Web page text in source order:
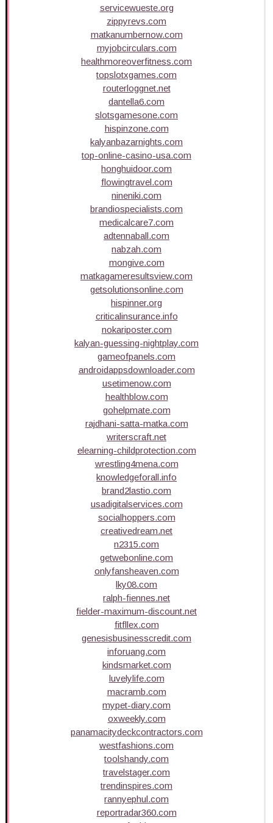
servicewueste.org
zippyrevs.com
matkanumbernow.com
myjobcirculars.com
healthmoreoverfitness.com
topslotxgames.com
routerloggnet.net
dantella6.com
slotsgamesone.com
hispinzone.com
kalyanbazarnights.com
top-online-casino-usa.com
honghuidoor.com
flowingtravel.com
nineniki.com
brandiospecialists.com
medicalcare7.com
adtennaball.com
nabzah.com
mongive.com
matkagameresultsview.com
getsolutionsonline.com
hispinner.org
criticalinsurance.info
nokariposter.com
kalyan-guessing-nightplay.com
gameofpanels.com
androidappsdownloader.com
usetimenow.com
healthblow.com
gohelpmate.com
rajdhani-satta-matka.com
writerscraft.net
elearning-childprotection.com
wrestling4mena.com
knowledgeforall.info
brand2lastio.com
usadigitalservices.com
socialhoppers.com
creativedream.net
n2315.com
getwebonline.com
onlyfansheaven.com
lky08.com
ralph-fiennes.net
fielder-maximum-discount.net
fitfllex.com
genesisbusinesscredit.com
inforuang.com
kindsmarket.com
luvelylife.com
macramb.com
mypet-diary.com
oxweekly.com
panamacitydeckcontractors.com
westfashions.com
toolshandy.com
travelstager.com
trendinspires.com
rannyephul.com
reportradar360.com